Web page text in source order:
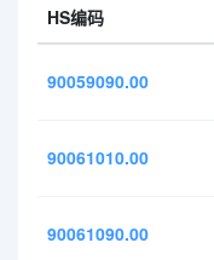
HS编码
90059090.00
90061010.00
90061090.00